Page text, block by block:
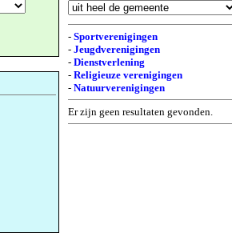
- Sportverenigingen
- Jeugdverenigingen
- Dienstverlening
- Religieuze verenigingen
- Natuurverenigingen
Er zijn geen resultaten gevonden.